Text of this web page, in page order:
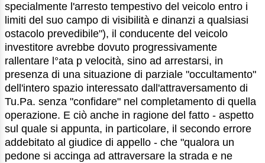
specialmente l'arresto tempestivo del veicolo entro i
limiti del suo campo di visibilità e dinanzi a qualsiasi
ostacolo prevedibile"), il conducente del veicolo
investitore avrebbe dovuto progressivamente
rallentare l°ata p velocità, sino ad arrestarsi, in
presenza di una situazione di parziale "occultamento"
dell'intero spazio interessato dall'attraversamento di
Tu.Pa. senza "confidare" nel completamento di quella
operazione. E ciò anche in ragione del fatto - aspetto
sul quale si appunta, in particolare, il secondo errore
addebitato al giudice di appello - che "qualora un
pedone si accinga ad attraversare la strada e ne